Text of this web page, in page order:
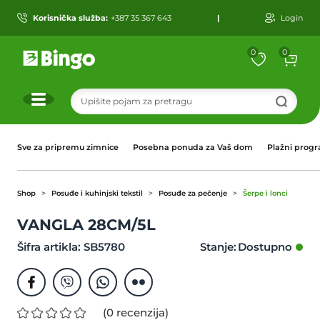
Korisnička služba: +387 35 367 643 | Login
0 0
Sve za pripremu zimnice Posebna ponuda za Vaš dom Plažni
Shop Posuđe i kuhinjski tekstil Posuđe za pečenje Šerpe i lonci
VANGLA 28CM/5L
Šifra artikla: SB5780 Stanje:
(0 recenzija)